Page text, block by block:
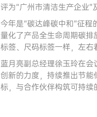
评为“广州市清洁生产企业”
今年是“碳达峰碳中和”征
量化了产品全生命周期碳
标签、尺码标签一样，左右
蓝月亮副总经理徐玉玲在
创新的力度，持续推出节
标，与合作伙伴构筑可持续